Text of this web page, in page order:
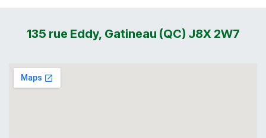
135 rue Eddy, Gatineau (QC) J8X 2W7